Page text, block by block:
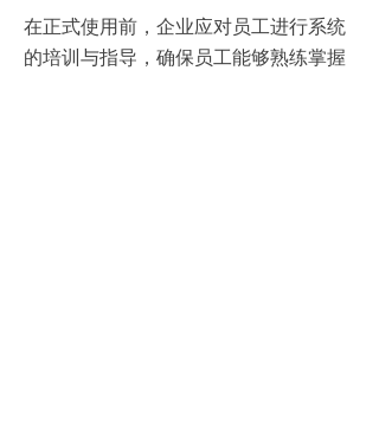
在正式使用前，企业应对员工进行系统
的培训与指导，确保员工能够熟练掌握